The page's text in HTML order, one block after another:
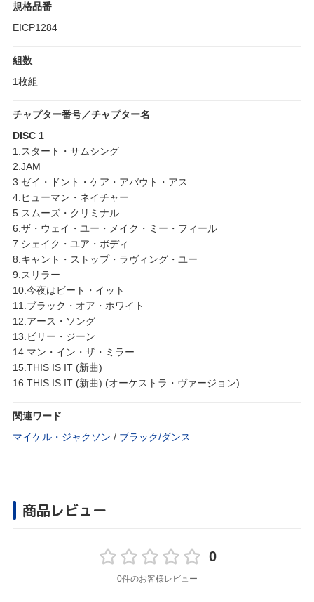
規格品番
EICP1284
組数
1枚組
チャプター番号／チャプター名
DISC 1
1.スタート・サムシング
2.JAM
3.ゼイ・ドント・ケア・アバウト・アス
4.ヒューマン・ネイチャー
5.スムーズ・クリミナル
6.ザ・ウェイ・ユー・メイク・ミー・フィール
7.シェイク・ユア・ボディ
8.キャント・ストップ・ラヴィング・ユー
9.スリラー
10.今夜はビート・イット
11.ブラック・オア・ホワイト
12.アース・ソング
13.ビリー・ジーン
14.マン・イン・ザ・ミラー
15.THIS IS IT (新曲)
16.THIS IS IT (新曲) (オーケストラ・ヴァージョン)
関連ワード
マイケル・ジャクソン / ブラック/ダンス
商品レビュー
0
0件のお客様レビュー